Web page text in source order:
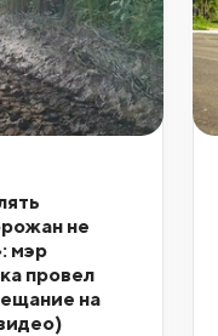
не
мэр
провел
на